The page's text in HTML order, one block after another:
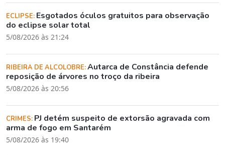
ECLIPSE: Esgotados óculos gratuitos para observação
do eclipse solar total
5/08/2026 às 21:24
RIBEIRA DE ALCOLOBRE:Autarca de Constância defende
reposição de árvores no troço da ribeira
5/08/2026 às 20:56
CRIMES: PJ detém suspeito de extorsão agravada com
arma de fogo em Santarém
5/08/2026 às 19:40